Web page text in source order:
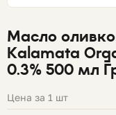
Масло
Kalamata
0.3% 500 мл
Цена за 1 шт